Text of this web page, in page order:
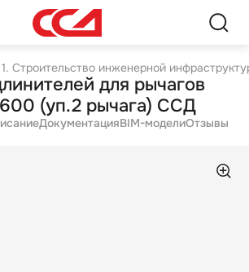
1. Строительство инженерной
для рычагов
(уп.2 рычага) ССД
ДокументацияBIM-моделиОтзывы